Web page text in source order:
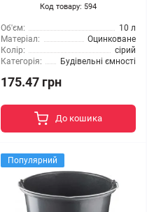
Код товару: 594
Об'єм:
10 л
Матеріал:
Оцинковане
Колір:
сірий
Категорія:
Будівельні ємності
175.47 грн
До кошика
Популярний